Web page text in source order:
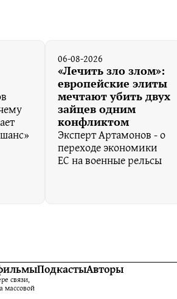
06-08-2026
«Лечить зло злом»:
европейские элиты
мечтают убить двух
зайцев одним
конфликтом
Эксперт Артамонов - о
переходе экономики
ЕС на военные рельсы
ПодкастыАвторы
связи,
массовой